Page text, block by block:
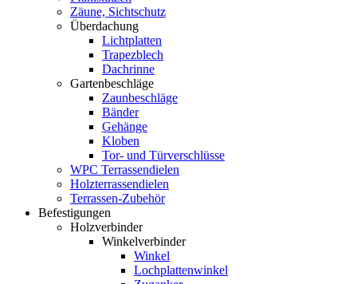
Zäune, Sichtschutz
Überdachung
Lichtplatten
Trapezblech
Dachrinne
Gartenbeschläge
Zaunbeschläge
Bänder
Gehänge
Kloben
Tor- und Türverschlüsse
WPC Terrassendielen
Holzterrassendielen
Terrassen-Zubehör
Befestigungen
Holzverbinder
Winkelverbinder
Winkel
Lochplattenwinkel